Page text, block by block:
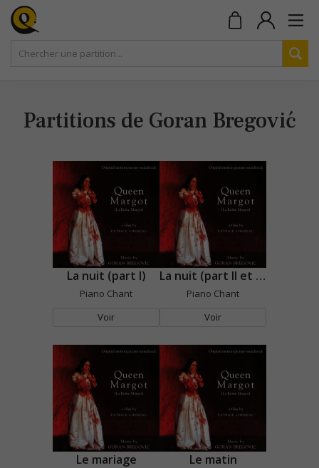
Partitions de Goran Bregović
La nuit (part I)
Piano Chant
Voir
La nuit (part II et III)
Piano Chant
Voir
Le mariage Le matin